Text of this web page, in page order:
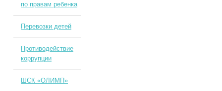
по правам ребенка
Перевозки детей
Противодействие
коррупции
ШСК «ОЛИМП»